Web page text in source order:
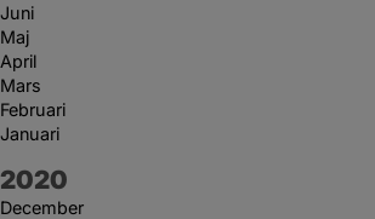
Juni
Maj
April
Mars
Februari
Januari
År:
2020
December